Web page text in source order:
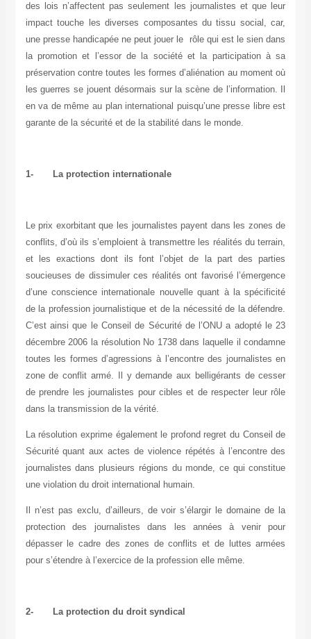
des lois n’affectent pas seulement les journalistes et que leur
impact touche les diverses composantes du tissu social, car,
une presse handicapée ne peut jouer le rôle qui est le sien dans
la promotion et l’essor de la société et la participation à sa
préservation contre toutes les formes d’aliénation au moment où
les guerres se jouent désormais sur la scène de l’information. Il
en va de même au plan international puisqu’une presse libre est
garante de la sécurité et de la stabilité dans le monde.
1- La protection internationale
Le prix exorbitant que les journalistes payent dans les zones de
conflits, d’où ils s’emploient à transmettre les réalités du terrain,
et les exactions dont ils font l’objet de la part des parties
soucieuses de dissimuler ces réalités ont favorisé l’émergence
d’une conscience internationale nouvelle quant à la spécificité
de la profession journalistique et de la nécessité de la défendre.
C’est ainsi que le Conseil de Sécurité de l’ONU a adopté le 23
décembre 2006 la résolution No 1738 dans laquelle il condamne
toutes les formes d’agressions à l’encontre des journalistes en
zone de conflit armé. Il y demande aux belligérants de cesser
de prendre les journalistes pour cibles et de respecter leur rôle
dans la transmission de la vérité.
La résolution exprime également le profond regret du Conseil de
Sécurité quant aux actes de violence répétés à l’encontre des
journalistes dans plusieurs régions du monde, ce qui constitue
une violation du droit international humain.
Il n’est pas exclu, d’ailleurs, de voir s’élargir le domaine de la
protection des journalistes dans les années à venir pour
dépasser le cadre des zones de conflits et de luttes armées
pour s’étendre à l’exercice de la profession elle même.
2- La protection du droit syndical